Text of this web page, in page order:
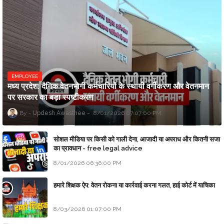
EMPLOYEE
मध्य प्रदेश: दैनिक वेतनभोगी कर्मचारियों के स्थायी वर्गीकरण और वेतनमान
पर सरकार का बड़ा स्पष्टीकरण
Updesh Awasthee 8/01/2026 07:07:00 PM
सोशल मीडिया पर किसी को गाली देना, आजादी या अपराध और कितनी सजा
का प्रावधान - free legal advice
8/01/2026 06:36:00 PM
हमारे शिक्षक ऐप: वेतन रोकना या कार्रवाई करना गलत, हाई कोर्ट में याचिका
8/03/2026 01:07:00 PM